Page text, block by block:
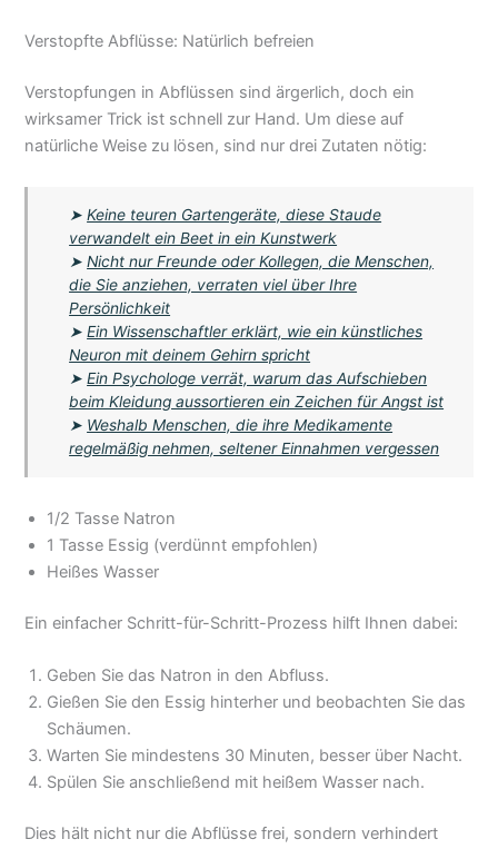
Verstopfte Abflüsse: Natürlich befreien
Verstopfungen in Abflüssen sind ärgerlich, doch ein
wirksamer Trick ist schnell zur Hand. Um diese auf
natürliche Weise zu lösen, sind nur drei Zutaten nötig:
➤Keine teuren Gartengeräte, diese Staude
verwandelt ein Beet in ein Kunstwerk
➤Nicht nur Freunde oder Kollegen, die Menschen,
die Sie anziehen, verraten viel über Ihre
Persönlichkeit
➤Ein Wissenschaftler erklärt, wie ein künstliches
Neuron mit deinem Gehirn spricht
➤Ein Psychologe verrät, warum das Aufschieben
beim Kleidung aussortieren ein Zeichen für Angst ist
➤ Weshalb Menschen, die ihre Medikamente
regelmäßig nehmen, seltener Einnahmen vergessen
1/2 Tasse Natron
1 Tasse Essig (verdünnt empfohlen)
Heißes Wasser
Ein einfacher Schritt-für-Schritt-Prozess hilft Ihnen dabei:
Geben Sie das Natron in den Abfluss.
Gießen Sie den Essig hinterher und beobachten Sie das
Schäumen.
Warten Sie mindestens 30 Minuten, besser über Nacht.
Spülen Sie anschließend mit heißem Wasser nach.
Dies hält nicht nur die Abflüsse frei, sondern verhindert